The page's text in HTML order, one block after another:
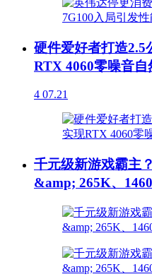
硬件爱好者打造2.5
RTX 4060零噪音自
4 07.21
千元级新游戏霸主
&amp; 265K、